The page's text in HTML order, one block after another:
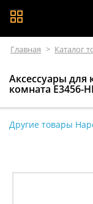
Главная > Каталог
Аксессуары для
комната E3456-
Другие товары